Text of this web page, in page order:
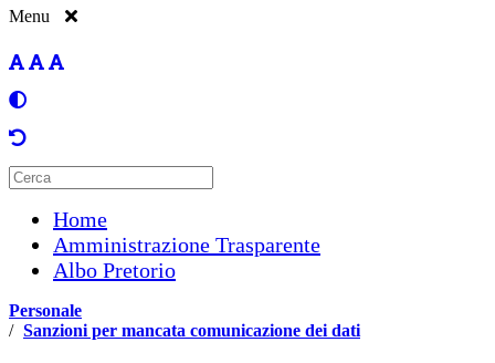
Menu
Home
Amministrazione Trasparente
Albo Pretorio
Personale
/ Sanzioni per mancata comunicazione dei dati